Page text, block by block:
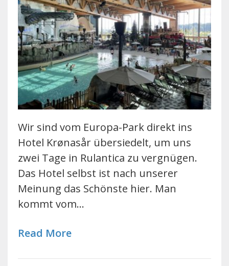
Wir sind vom Europa-Park direkt ins
Hotel Krønasår übersiedelt, um uns
zwei Tage in Rulantica zu vergnügen.
Das Hotel selbst ist nach unserer
Meinung das Schönste hier. Man
kommt vom…
Read More